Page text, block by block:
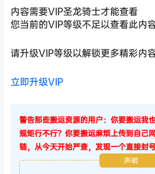
内容需要VIP圣龙骑士才能查看
您当前的VIP等级不足以查看此内容
请升级VIP等级以解锁更多精彩内容
立即升级VIP
警告那些搬运资源的用户：你要搬运我
规矩行不行？你要搬运麻烦上传到自己
链，从今天开始严查，发现一个直接封号
声明